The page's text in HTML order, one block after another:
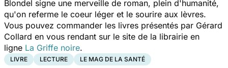
Blondel signe une merveille de roman, plein d'humanité,
qu'on referme le coeur léger et le sourire aux lèvres.
Vous pouvez commander les livres présentés par Gérard
Collard en vous rendant sur le site de la librairie en
ligne La Griffe noire.
LIVRE LECTURE LE MAG DE LA SANTÉ